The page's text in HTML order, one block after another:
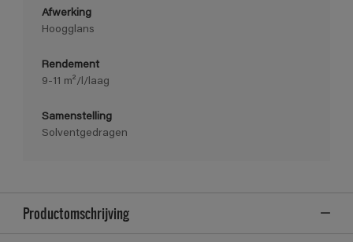
Afwerking
Hoogglans
Rendement
9-11 m²/l/laag
Samenstelling
Solventgedragen
Productomschrijving